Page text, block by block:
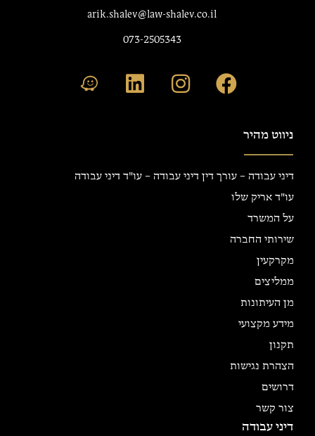
arik.shalev@law-shalev.co.il
073-2505343
ניווט מהיר
דיני עבודה – עורך דין דיני עבודה – עו"ד דיני עבודה
עו"ד אריק שלו
על המשרד
שירותי החברה
מקרקעין
ממליצים
מן העיתונות
מידע מקצועי
תקנון
הצהרת נגישות
דרושים
צור קשר
דיני עבודה